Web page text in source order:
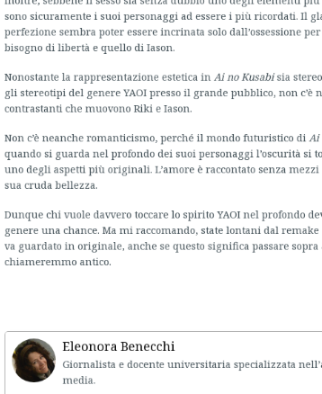
sembra poter essere incrinata solo
e quello di Iason.
la rappresentazione estetica inAi no Kusabi sia
del genere YAOI presso il grande pubblico, non
che muovono Riki e Iason.
romanticismo, perché il mondo futuristico
nel profondo dei suoi personaggi l’oscurità
più originali. L’amore è raccontato senza
vuole davvero toccare lo spirito YAOI nel
chance. Ma mi raccomando, state lontani dal